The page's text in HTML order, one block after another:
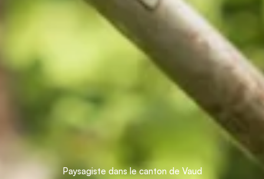
Paysagiste dans le canton de Vaud